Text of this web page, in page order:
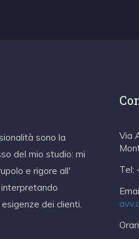
sono la
del mio studio: mi
e rigore all'
dei clienti.
Via
Tel: